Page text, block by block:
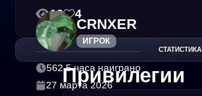
ИГРОК
CRNXER
562.5 часа наиграно
27 марта 2026
19 4
СТАТИСТИКА
Привилегии